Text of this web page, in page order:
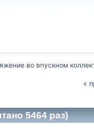
во впускном
«
5464 раз)